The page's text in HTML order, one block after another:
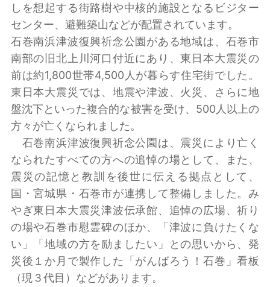
しを想起する街路樹や中核的施設となるビジター
センター、避難築山などが配置されています。
石巻南浜津波復興祈念公園がある地域は、石巻市
南部の旧北上川河口付近にあり、東日本大震災の
前は約1,800世帯4,500人が暮らす住宅街でした。
東日本大震災では、地震や津波、火災、さらに地
盤沈下といった複合的な被害を受け、500人以上の
方々が亡くなられました。
石巻南浜津波復興祈念公園は、震災により亡く
なられたすべての方への追悼の場として、また、
震災の記憶と教訓を後世に伝える拠点として、
国・宮城県・石巻市が連携して整備しました。み
やぎ東日本大震災津波伝承館、追悼の広場、祈り
の場や石巻市慰霊碑のほか、「津波に負けたくな
い」「地域の方を励ましたい」との思いから、発
災後１か月で製作した「がんばろう！石巻」看板
（現３代目）などがあります。